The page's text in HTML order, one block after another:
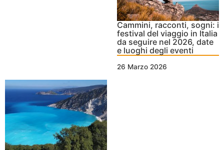
Cammini, racconti, sogni: i
festival del viaggio in Italia
da seguire nel 2026, date
e luoghi degli eventi
26 Marzo 2026